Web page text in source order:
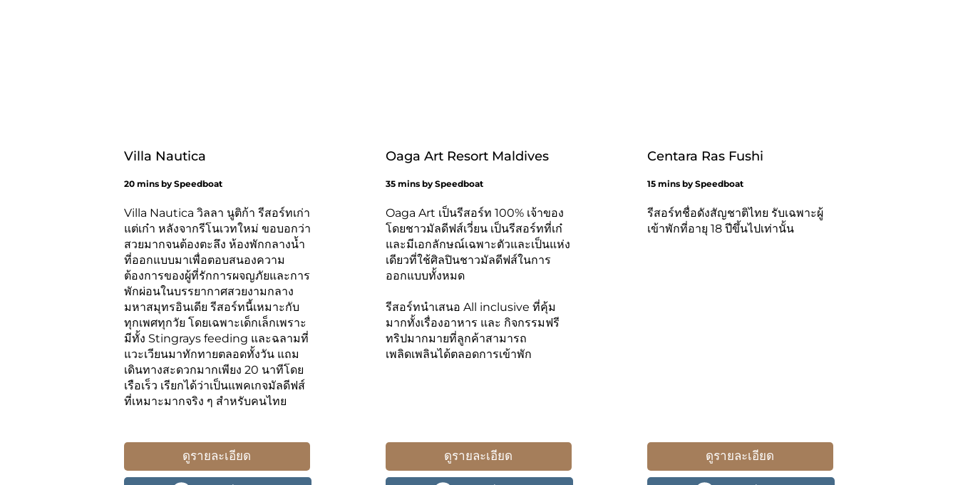
Villa Nautica
20 mins by Speedboat
Villa Nautica วิลลา นูติก้า รีสอร์ทเก่า
แต่เก๋า หลังจากรีโนเวทใหม่ ขอบอกว่า
สวยมากจนต้องตะลึง ห้องพักกลางน้ำ
ที่ออกแบบมาเพื่อตอบสนองความ
ต้องการของผู้ที่รักการผจญภัยและการ
พักผ่อนในบรรยากาศสวยงามกลาง
มหาสมุทรอินเดีย รีสอร์ทนี้เหมาะกับ
ทุกเพศทุกวัย โดยเฉพาะเด็กเล็กเพราะ
มีทั้ง Stingrays feeding และฉลามที่
แวะเวียนมาทักทายตลอดทั้งวัน แถม
เดินทางสะดวกมากเพียง 20 นาทีโดย
เรือเร็ว เรียกได้ว่าเป็นแพคเกจมัลดีฟส์
ที่เหมาะมากจริง ๆ สำหรับคนไทย
ดูรายละเอียด
Oaga Art Resort Maldives
35 mins by Speedboat
Oaga Art เป็นรีสอร์ท 100% เจ้าของ
โดยชาวมัลดีฟส์เวี่ยน เป็นรีสอร์ทที่เก๋
และมีเอกลักษณ์เฉพาะตัวและเป็นแห่ง
เดียวที่ใช้ศิลปินชาวมัลดีฟส์ในการ
ออกแบบทั้งหมด
รีสอร์ทนำเสนอ All inclusive ที่คุ้ม
มากทั้งเรื่องอาหาร และ กิจกรรมฟรี
ทริปมากมายที่ลูกค้าสามารถ
เพลิดเพลินได้ตลอดการเข้าพัก
ดูรายละเอียด
Centara Ras Fushi
15 mins by Speedboat
รีสอร์ทชื่อดังสัญชาติไทย รับเฉพาะผู้
เข้าพักที่อายุ 18 ปีขึ้นไปเท่านั้น
ดูรายละเอียด